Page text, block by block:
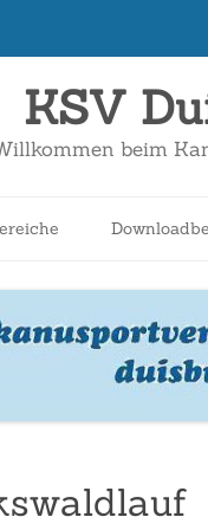
KSV
beim
Schüler*innen
Breitensport
Kanuslalom